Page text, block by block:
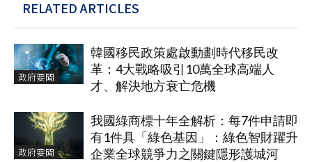
RELATED ARTICLES
政府要聞
韓國移民政策處啟動劃時代移民改
革：4大戰略吸引10萬全球高端人
才、解決地方衰亡危機
政府要聞
我國綠商標十年全解析：每7件申請即
有1件具「綠色基因」：綠色智財躍升
企業全球競爭力之關鍵隱形護城河